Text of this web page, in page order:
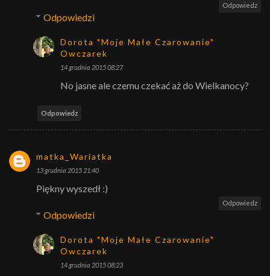
Odpowiedz
Odpowiedzi
Dorota "Moje Małe Czarowanie"
Owczarek
14 grudnia 2015 08:27
No jasne ale czemu czekać aż do Wielkanocy?
Odpowiedz
matka_Wariatka
13 grudnia 2015 21:40
Piękny wyszedł :)
Odpowiedz
Odpowiedzi
Dorota "Moje Małe Czarowanie"
Owczarek
14 grudnia 2015 08:23